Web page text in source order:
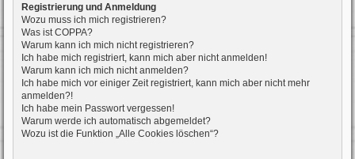
Registrierung und Anmeldung
Wozu muss ich mich registrieren?
Was ist COPPA?
Warum kann ich mich nicht registrieren?
Ich habe mich registriert, kann mich aber nicht anmelden!
Warum kann ich mich nicht anmelden?
Ich habe mich vor einiger Zeit registriert, kann mich aber nicht mehr
anmelden?!
Ich habe mein Passwort vergessen!
Warum werde ich automatisch abgemeldet?
Wozu ist die Funktion „Alle Cookies löschen“?